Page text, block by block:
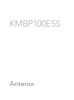
KMBP100ESS
Anterior